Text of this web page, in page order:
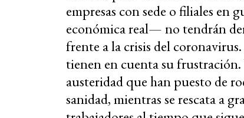
empresas con sede o filiales
económica real— no tendrán
frente a la crisis del
tienen en cuenta su frustración.
austeridad que han puesto de
sanidad, mientras se rescata a